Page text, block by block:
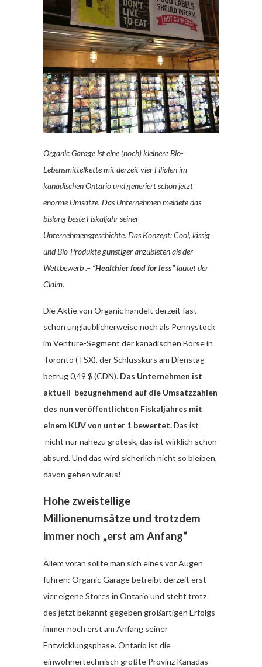
Organic Garage ist eine (noch) kleinere Bio-
Lebensmittelkette mit derzeit vier Filialen im
kanadischen Ontario und generiert schon jetzt
enorme Umsätze. Das Unternehmen meldete das
bislang beste Fiskaljahr seiner
Unternehmensgeschichte. Das Konzept: Cool, lässig
und Bio-Produkte günstiger anzubieten als der
Wettbewerb .– “Healthier food for less”lautet der
Claim.
Die Aktie von Organic handelt derzeit fast
schon unglaublicherweise noch als Pennystock
im Venture-Segment der kanadischen Börse in
Toronto (TSX), der Schlusskurs am Dienstag
betrug 0,49 $ (CDN). Das Unternehmen ist
aktuell bezugnehmend auf die Umsatzzahlen
des nun veröffentlichten Fiskaljahres mit
einem KUV von unter 1 bewertet.Das ist
nicht nur nahezu grotesk, das ist wirklich schon
absurd. Und das wird sicherlich nicht so bleiben,
davon gehen wir aus!
Hohe zweistellige
Millionenumsätze und trotzdem
immer noch „erst am Anfang“
Allem voran sollte man sich eines vor Augen
führen: Organic Garage betreibt derzeit erst
vier eigene Stores in Ontario und steht trotz
des jetzt bekannt gegeben großartigen Erfolgs
immer noch erst am Anfang seiner
Entwicklungsphase. Ontario ist die
einwohnertechnisch größte Provinz Kanadas